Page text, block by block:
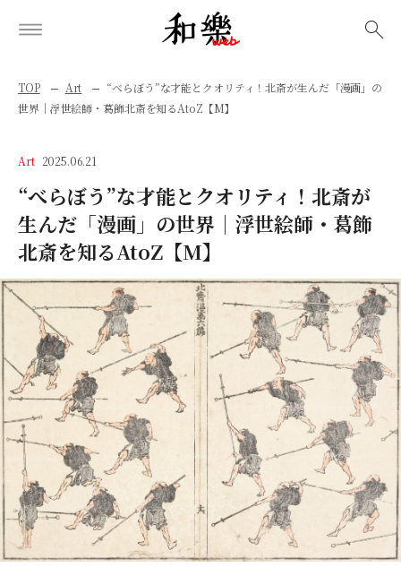
TOP Art
“べらぼう”な才能とクオリティ！北斎が生んだ「漫画」の
世界│浮世絵師・葛飾北斎を知るAtoZ【M】
Art 2025.06.21
“べらぼう”な才能とクオリティ！北斎が
生んだ「漫画」の世界│浮世絵師・葛飾
北斎を知るAtoZ【M】